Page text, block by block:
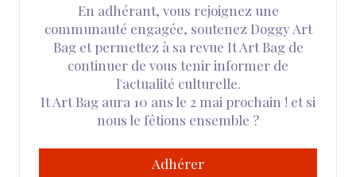
En adhérant, vous rejoignez une
communauté engagée, soutenez Doggy Art
Bag et permettez à sa revue It Art Bag de
continuer de vous tenir informer de
l'actualité culturelle.
It Art Bag aura 10 ans le 2 mai prochain ! et si
nous le fêtions ensemble ?
Adhérer